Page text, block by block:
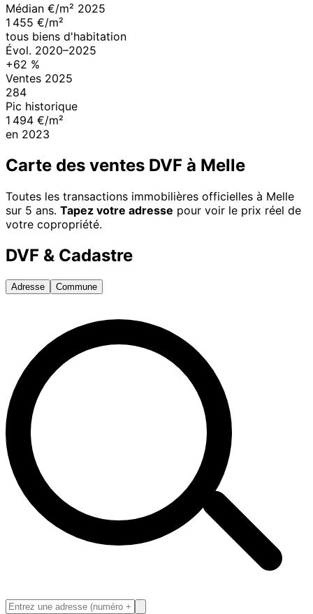
Médian €/m² 2025
1 455 €/m²
tous biens d'habitation
Évol. 2020–2025
+62 %
Ventes 2025
284
Pic historique
1 494 €/m²
en 2023
Carte des ventes DVF à Melle
Toutes les transactions immobilières officielles à Melle
sur 5 ans. Tapez votre adresse pour voir le prix réel de
votre copropriété.
DVF & Cadastre
Adresse Commune